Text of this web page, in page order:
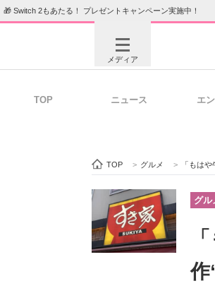
🎁 Switch 2もあたる！ プレゼントキャンペーン実施中！
メディア
ビジネスと働き方のヒン
TOP ニュース エ
TOP > グルメ > 「もは
グル